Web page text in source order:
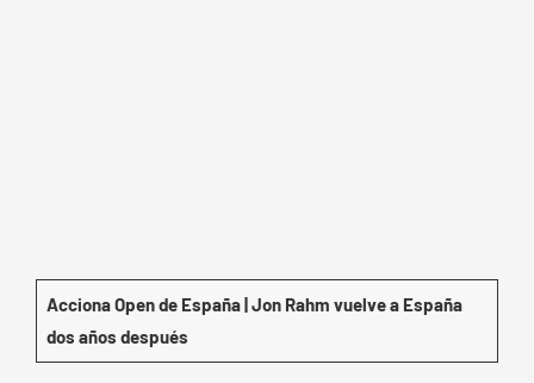
Acciona Open de España | Jon Rahm vuelve a España
dos años después